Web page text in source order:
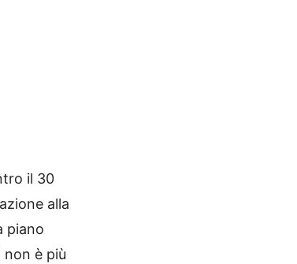
il 30
alla
piano
non è più